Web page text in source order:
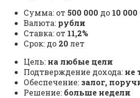
Сумма: от 500 000 до 10 000
Валюта: рубли
Ставка: от 11,2%
Срок: до 20 лет
Цель: на любые цели
Подтверждение дохода: не
Обеспечение: залог,
Решение: больше недели